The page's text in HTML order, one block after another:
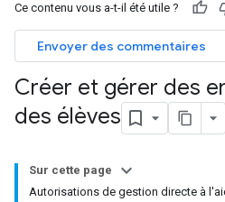
Ce contenu vous a-t-il été utile ?
Envoyer des commentaires
Créer et gérer des
des élèves
Sur cette page
Autorisations de gestion directe à